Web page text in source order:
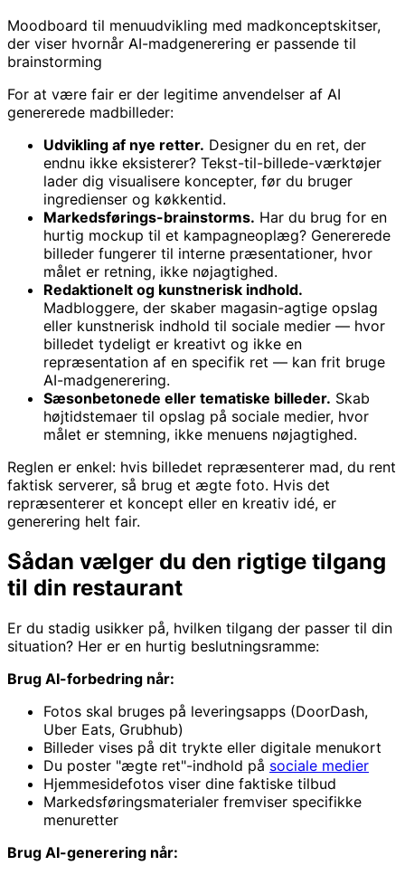
Moodboard til menuudvikling med madkonceptskitser,
der viser hvornår AI-madgenerering er passende til
brainstorming
For at være fair er der legitime anvendelser af AI
genererede madbilleder:
Udvikling af nye retter. Designer du en ret, der
endnu ikke eksisterer? Tekst-til-billede-værktøjer
lader dig visualisere koncepter, før du bruger
ingredienser og køkkentid.
Markedsførings-brainstorms. Har du brug for en
hurtig mockup til et kampagneoplæg? Genererede
billeder fungerer til interne præsentationer, hvor
målet er retning, ikke nøjagtighed.
Redaktionelt og kunstnerisk indhold.
Madbloggere, der skaber magasin-agtige opslag
eller kunstnerisk indhold til sociale medier — hvor
billedet tydeligt er kreativt og ikke en
repræsentation af en specifik ret — kan frit bruge
AI-madgenerering.
Sæsonbetonede eller tematiske billeder. Skab
højtidstemaer til opslag på sociale medier, hvor
målet er stemning, ikke menuens nøjagtighed.
Reglen er enkel: hvis billedet repræsenterer mad, du rent
faktisk serverer, så brug et ægte foto. Hvis det
repræsenterer et koncept eller en kreativ idé, er
generering helt fair.
Sådan vælger du den rigtige tilgang
til din restaurant
Er du stadig usikker på, hvilken tilgang der passer til din
situation? Her er en hurtig beslutningsramme:
Brug AI-forbedring når:
Fotos skal bruges på leveringsapps (DoorDash,
Uber Eats, Grubhub)
Billeder vises på dit trykte eller digitale menukort
Du poster "ægte ret"-indhold på sociale medier
Hjemmesidefotos viser dine faktiske tilbud
Markedsføringsmaterialer fremviser specifikke
menuretter
Brug AI-generering når: